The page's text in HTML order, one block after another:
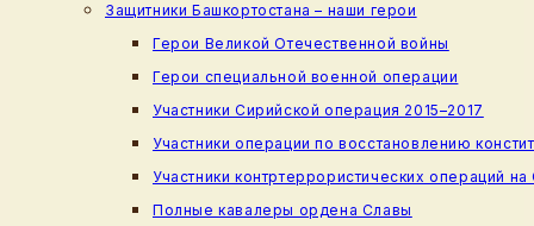
Защитники Башкортостана – наши герои
Герои Великой Отечественной войны
Герои специальной военной операции
Участники Сирийской операция 2015–2017
Участники операции по восстановлению
Участники контртеррористических операций
Полные кавалеры ордена Славы